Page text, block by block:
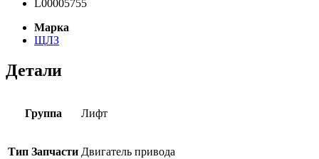
L00005755
Марка
ЩЛЗ
Детали
Группа Лифт
Тип Запчасти Двигатель привода